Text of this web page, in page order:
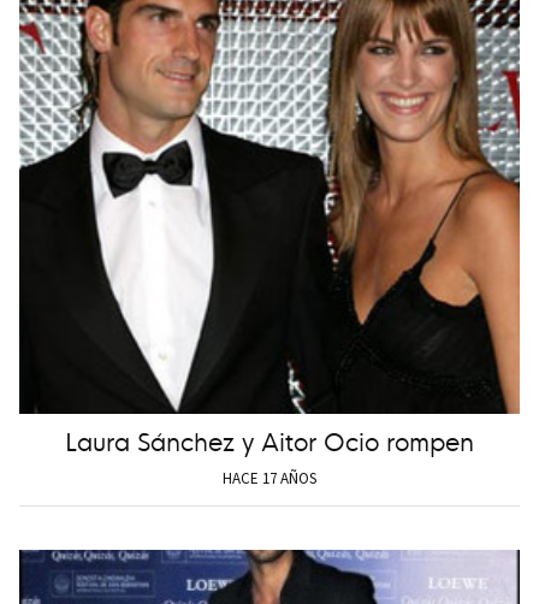
Laura Sánchez y Aitor Ocio rompen
HACE 17 AÑOS